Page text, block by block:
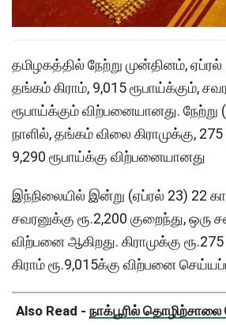
தமிழகத்தில் நேற்று முன்தினம்,
தங்கம் கிராம், 9,015 ரூபாய்க்கும்,
ரூபாய்க்கும் விற்பனையானது. நேற்று
நாளில், தங்கம் விலை கிராமுக்கு, 275
9,290 ரூபாய்க்கு விற்பனையானது
இந்நிலையில் இன்று (ஏப்ரல் 23) 22
சவரனுக்கு ரூ.2,200 குறைந்து, ஒரு
விற்பனை ஆகிறது. கிராமுக்கு
கிராம் ரூ.9,015க்கு விற்பனை
Also Read - நாக்பூரில் தொழிற்சாலை